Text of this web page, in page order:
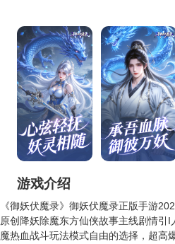
游戏介绍
《御妖伏魔录》御妖伏魔录正版手游
原创降妖除魔东方仙侠故事主线剧情引
魔热血战斗玩法模式自由的选择，超高